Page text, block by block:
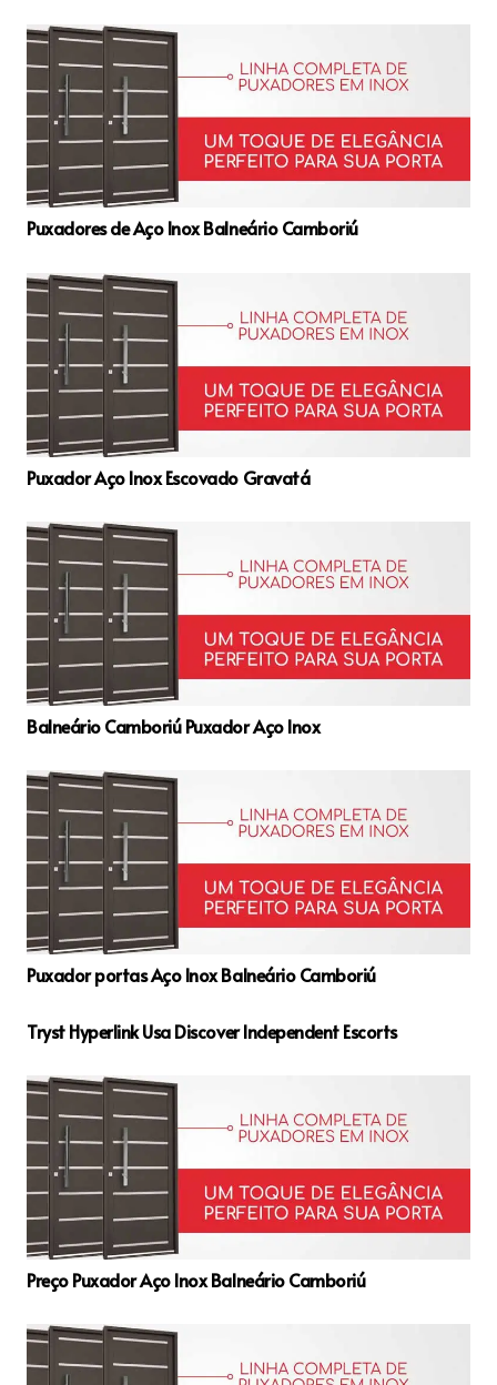
Puxadores de Aço Inox Balneário Camboriú
Puxador Aço Inox Escovado Gravatá
Balneário Camboriú Puxador Aço Inox
Puxador portas Aço Inox Balneário Camboriú
Tryst Hyperlink Usa Discover Independent Escorts
Preço Puxador Aço Inox Balneário Camboriú